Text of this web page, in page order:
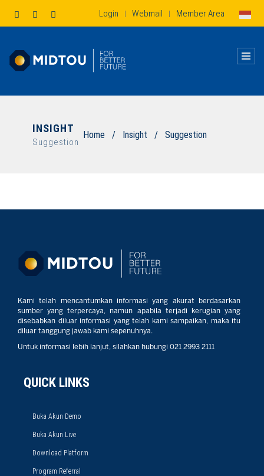
Login | Webmail | Member Area
INSIGHT
Suggestion
Home / Insight / Suggestion
Kami telah mencantumkan informasi yang akurat berdasarkan
sumber yang terpercaya, namun apabila terjadi kerugian yang
disebabkan diluar informasi yang telah kami sampaikan, maka itu
diluar tanggung jawab kami sepenuhnya.
Untuk informasi lebih lanjut, silahkan hubungi 021 2993 2111
QUICK LINKS
Buka Akun Demo
Buka Akun Live
Download Platform
Program Referral